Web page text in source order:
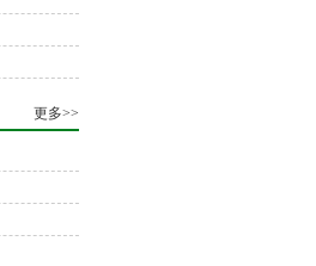
更多>>